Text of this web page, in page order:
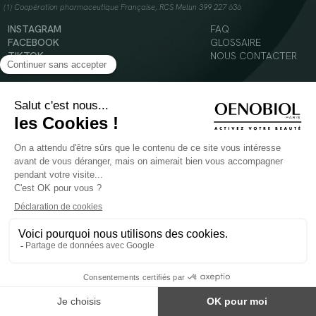
(1) Coopération pharmaceutique Française, RCS Melun 399 227 636
INSTAGRAM
FACEBOOK
TIKTOK
YOUTUBE
FAQ
GLOSSAIRE
NOUS CONTACTER
© 2024 Oenobiol Paris
Mentions légales
Politique en matière de cookies
POUR VOTRE SANTÉ, MANGEZ AU MOINS CINQ FRUITS ET LÉGUMES PAR JOUR -
Les complément alimentaires doivent être utilisés dans le cadre d'un mode de vie sain et
ne pas être utilisés comme substituts d'un régimes alimentaire varié et équilibré.